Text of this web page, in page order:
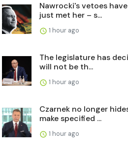
Nawrocki's vetoes
just met her – s...
1 hour ago
The legislature has
will not be th...
1 hour ago
Czarnek no longer
make specified ...
1 hour ago